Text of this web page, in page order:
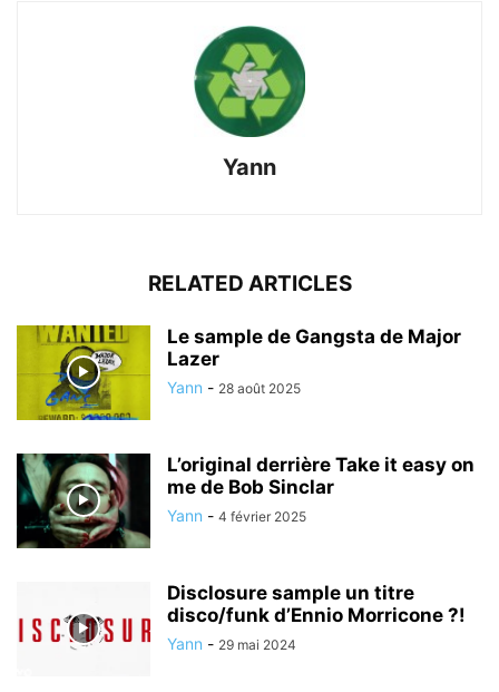
Yann
RELATED ARTICLES
Le sample de Gangsta de Major
Lazer
Yann - 28 août 2025
L’original derrière Take it easy on
me de Bob Sinclar
Yann - 4 février 2025
Disclosure sample un titre
disco/funk d’Ennio Morricone ?!
Yann - 29 mai 2024